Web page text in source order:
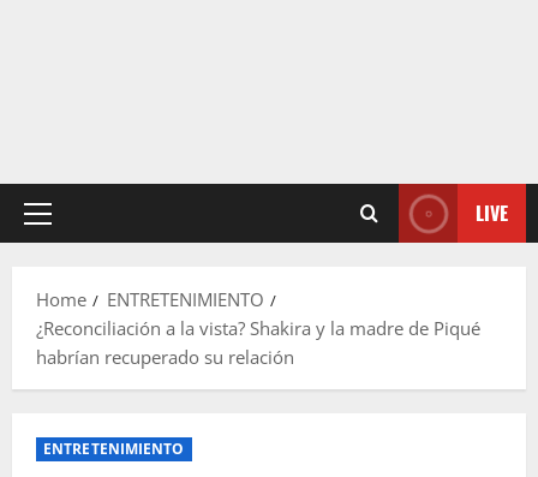
Primary
LIVE
Home
ENTRETENIMIENTO
¿Reconciliación a la vista? Shakira y la madre de Piqué
habrían recuperado su relación
ENTRETENIMIENTO